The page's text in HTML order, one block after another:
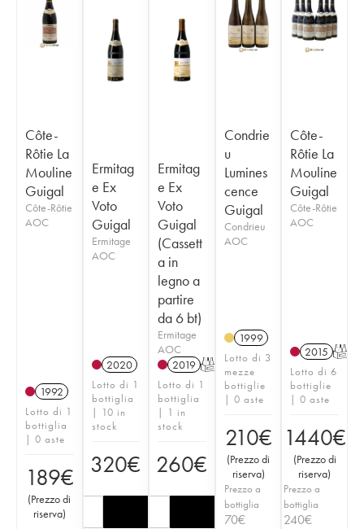
Côte-
Rôtie La
Mouline
Guigal
Côte-Rôtie
AOC
1992
Lotto di 1
bottiglia
| 0 aste
189€
(Prezzo di
riserva)
Ermitag
e Ex
Voto
Guigal
Ermitage
AOC
2020
Lotto di 1
bottiglia
| 10 in
stock
320€
Ermitag
e Ex
Voto
Guigal
(Cassett
a in
legno a
partire
da 6 bt)
Ermitage
AOC
2019 T
Lotto di 1
bottiglia
| 1 in
stock
260€
Condrie
u
Lumines
cence
Guigal
Condrieu
AOC
1999
Lotto di 3
mezze
bottiglie
| 0 aste
210€
(Prezzo di
riserva)
Prezzo a
bottiglia
70€
Côte-
Rôtie La
Mouline
Guigal
Côte-Rôtie
AOC
2015 T
Lotto di 6
bottiglie
| 0 aste
1440€
(Prezzo di
riserva)
Prezzo a
bottiglia
240€